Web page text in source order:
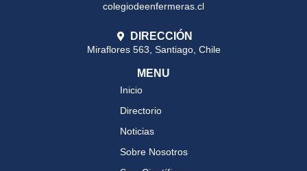
colegiodeenfermeras.cl
DIRECCIÓN
Miraflores 563, Santiago, Chile
MENU
Inicio
Directorio
Noticias
Sobre Nosotros